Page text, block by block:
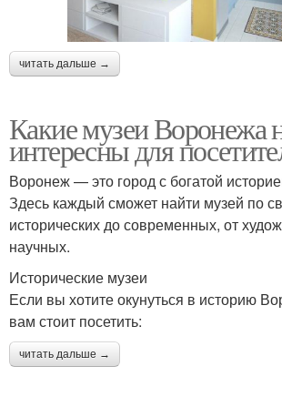
читать дальше →
Какие музеи Воронежа
интересны для
Воронеж — это город с богатой
Здесь каждый сможет найти музей по
исторических до современных, от
научных.
Исторические музеи
Если вы хотите окунуться в историю
вам стоит посетить:
читать дальше →